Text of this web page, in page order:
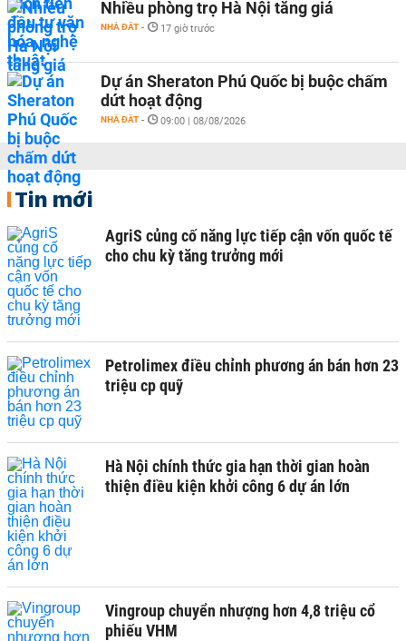
Nhiều phòng trọ Hà Nội tăng giá
NHÀ ĐẤT - 17 giờ trước
Dự án Sheraton Phú Quốc bị buộc chấm
dứt hoạt động
NHÀ ĐẤT - 09:00 | 08/08/2026
Tin mới
AgriS củng cố năng lực tiếp cận vốn quốc tế
cho chu kỳ tăng trưởng mới
Petrolimex điều chỉnh phương án bán hơn 23
triệu cp quỹ
Hà Nội chính thức gia hạn thời gian hoàn
thiện điều kiện khởi công 6 dự án lớn
Vingroup chuyển nhượng hơn 4,8 triệu cổ
phiếu VHM